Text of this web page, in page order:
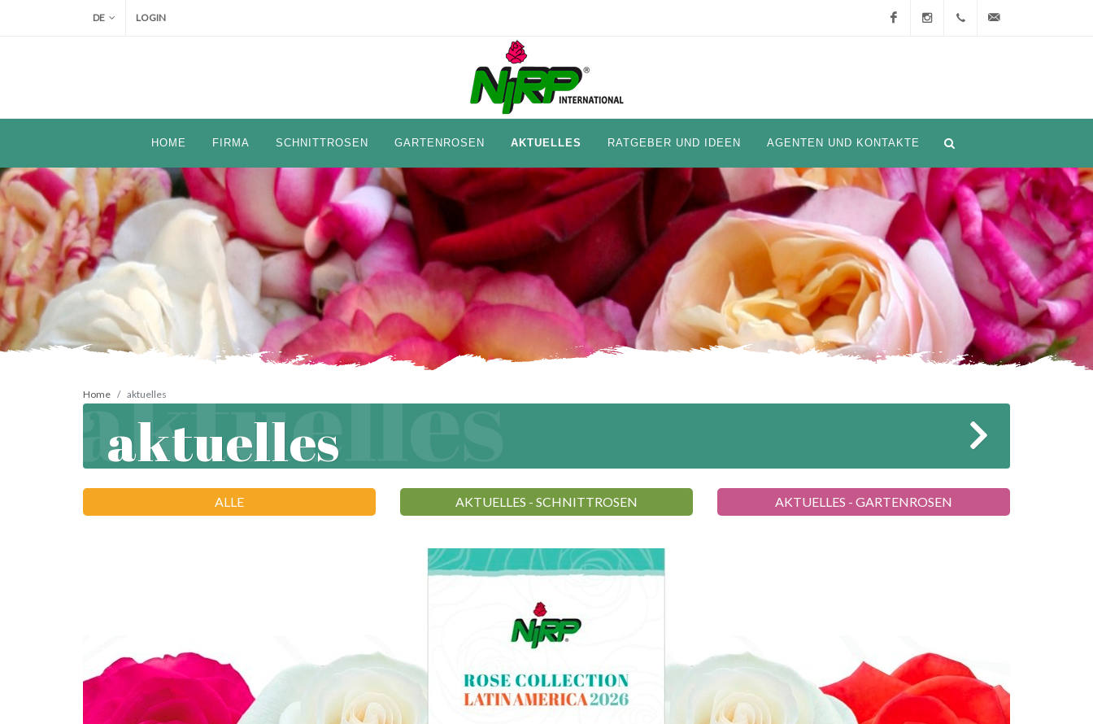
DE LOGIN
HOME FIRMA SCHNITTROSEN GARTENROSEN AKTUELLES RATGEBER UND IDEEN AGENTEN UND KONTAKTE
Home aktuelles
aktuelles
ALLE AKTUELLES - SCHNITTROSEN AKTUELLES - GARTENROSEN